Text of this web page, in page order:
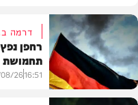
דרמה
רחפן
תחמושת
16:51
26